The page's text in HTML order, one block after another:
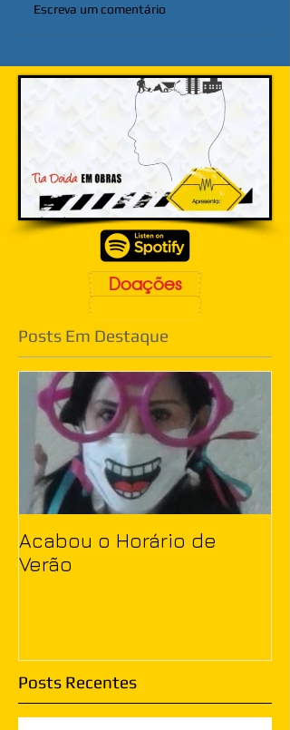
Escreva um comentário
Doações
Posts Em Destaque
Acabou o Horário de
Verão
Posts Recentes